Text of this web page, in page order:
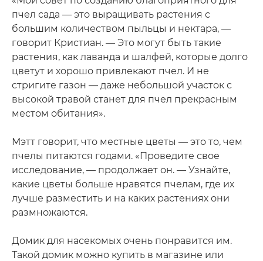
пчел сада — это выращивать растения с
большим количеством пыльцы и нектара, —
говорит Кристиан. — Это могут быть такие
растения, как лаванда и шалфей, которые долго
цветут и хорошо привлекают пчел. И не
стригите газон — даже небольшой участок с
высокой травой станет для пчел прекрасным
местом обитания».
Мэтт говорит, что местные цветы — это то, чем
пчелы питаются годами. «Проведите свое
исследование, — продолжает он. — Узнайте,
какие цветы больше нравятся пчелам, где их
лучше разместить и на каких растениях они
размножаются.
Домик для насекомых очень понравится им.
Такой домик можно купить в магазине или